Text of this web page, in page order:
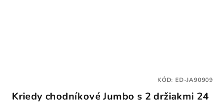
Kriedy chodníkové Jumbo s 2 držiakmi 24
KÓD: ED-JA90909